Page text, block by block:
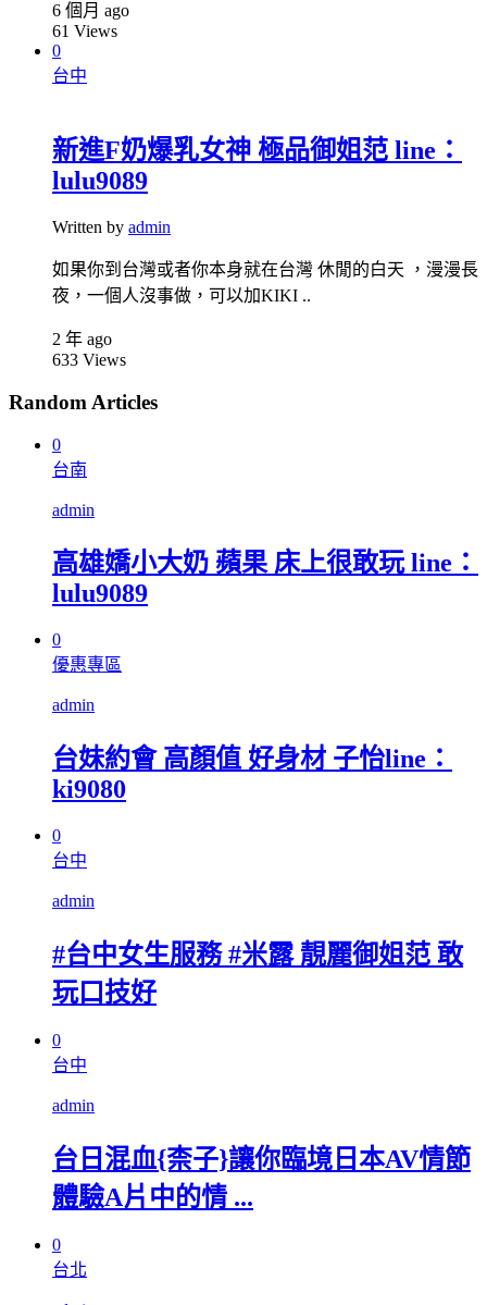
6 個月 ago
61 Views
0
台中
新進F奶爆乳女神 極品御姐范 line：
lulu9089
Written by admin
如果你到台灣或者你本身就在台灣 休閒的白天 ，漫漫長
夜，一個人沒事做，可以加KIKI ..
2 年 ago
633 Views
Random Articles
0
台南
admin
高雄嬌小大奶 蘋果 床上很敢玩 line：
lulu9089
0
優惠專區
admin
台妹約會 高顏值 好身材 子怡line：
ki9080
0
台中
admin
#台中女生服務 #米露 靚麗御姐范 敢
玩口技好
0
台中
admin
台日混血{柰子}讓你臨境日本AV情節
體驗A片中的情 ...
0
台北